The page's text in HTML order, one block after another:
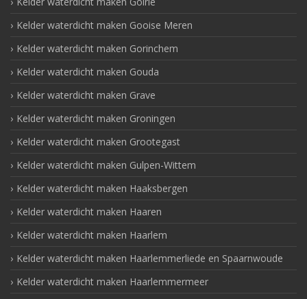
Kelder waterdicht maken Gooise Meren
Kelder waterdicht maken Gorinchem
Kelder waterdicht maken Gouda
Kelder waterdicht maken Grave
Kelder waterdicht maken Groningen
Kelder waterdicht maken Grootegast
Kelder waterdicht maken Gulpen-Wittem
Kelder waterdicht maken Haaksbergen
Kelder waterdicht maken Haaren
Kelder waterdicht maken Haarlem
Kelder waterdicht maken Haarlemmerliede en Spaarnwoude
Kelder waterdicht maken Haarlemmermeer